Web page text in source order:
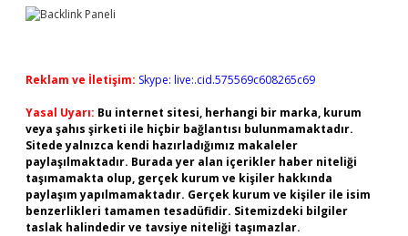
Reklam ve İletişim: Skype: live:.cid.575569c608265c69
Yasal Uyarı: Bu internet sitesi, herhangi bir marka, kurum
veya şahıs şirketi ile hiçbir bağlantısı bulunmamaktadır.
Sitede yalnızca kendi hazırladığımız makaleler
paylaşılmaktadır. Burada yer alan içerikler haber niteliği
taşımamakta olup, gerçek kurum ve kişiler hakkında
paylaşım yapılmamaktadır. Gerçek kurum ve kişiler ile isim
benzerlikleri tamamen tesadüfidir. Sitemizdeki bilgiler
taslak halindedir ve tavsiye niteliği taşımazlar.